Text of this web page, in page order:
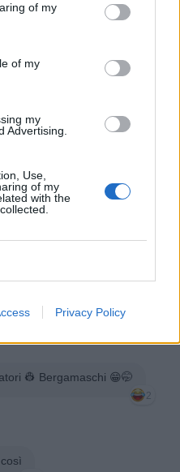
of my
of my
my
Advertising.
Use,
of my
with the
Privacy Policy
passasse sopra...🙄
👷 Bergamaschi 😁🤭
2